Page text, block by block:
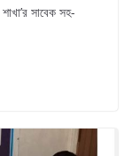
সাবেক সহ-